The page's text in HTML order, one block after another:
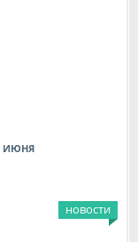
ИЮНЯ
новости